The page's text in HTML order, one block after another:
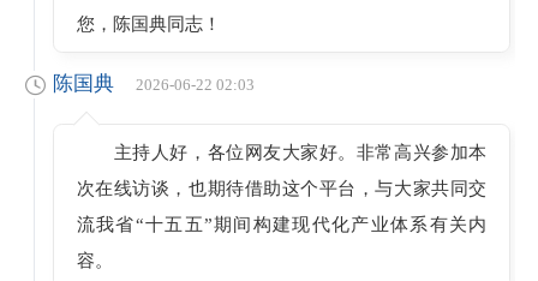
您，陈国典同志！
陈国典 2026-06-22 02:03
主持人好，各位网友大家好。非常高兴参加本
次在线访谈，也期待借助这个平台，与大家共同交
流我省“十五五”期间构建现代化产业体系有关内
容。